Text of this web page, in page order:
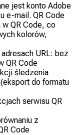
jest konto Adobe
e-mail. QR Code
QR Code, co
kolorów,
URL: bez
QR Code
śledzenia
do formatu
serwisu QR
z
Code